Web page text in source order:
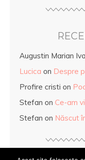
Augustin Marian
Lucica on Despre
Profire cristi on
Stefan on Ce-am
Stefan on Născut